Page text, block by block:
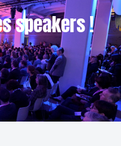
speakers !